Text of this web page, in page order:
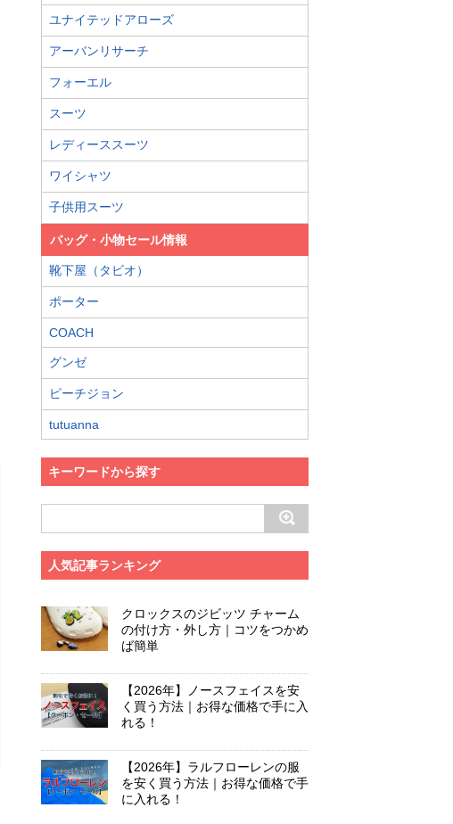
ユナイテッドアローズ
アーバンリサーチ
フォーエル
スーツ
レディーススーツ
ワイシャツ
子供用スーツ
バッグ・小物セール情報
靴下屋（タビオ）
ポーター
COACH
グンゼ
ピーチジョン
tutuanna
キーワードから探す
人気記事ランキング
クロックスのジビッツ チャーム
の付け方・外し方｜コツをつかめ
ば簡単
【2026年】ノースフェイスを安
く買う方法｜お得な価格で手に入
れる！
【2026年】ラルフローレンの服
を安く買う方法｜お得な価格で手
に入れる！